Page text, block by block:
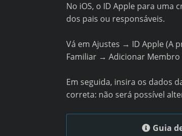
No iOS, o ID Apple para uma
dos pais ou responsáveis.
Vá em Ajustes → ID Apple (A
Familiar → Adicionar
Em seguida, insira os dados
correta: não será possível
Guia